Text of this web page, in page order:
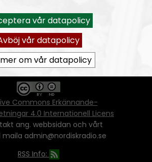
och sprida vårt material
men uppge oss som källa.
ett urklipp ni själva skapat
bra, så länge det inte görs med
syfte - då behöver ni
tillåtelse från oss.
Commons Erkännande-
4.0 Internationell Licens
ang. webbsidan och vårt
admin@nordiskradio.se
RSS Info:
vår datapolicy
vår datapolicy
mer om vår datapolicy